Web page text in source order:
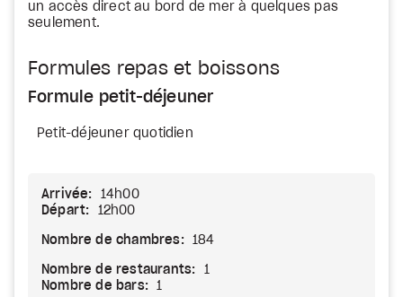
un accès direct au bord de mer à quelques pas
seulement.
Formules repas et boissons
Formule petit-déjeuner
Petit-déjeuner quotidien
Arrivée:
14h00
Départ:
12h00
Nombre de chambres: 184
Nombre de restaurants:
1
Nombre de bars:
1